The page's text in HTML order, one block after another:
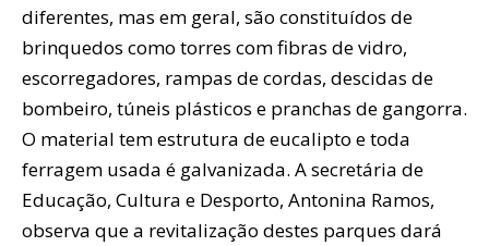
diferentes, mas em geral, são constituídos de
brinquedos como torres com fibras de vidro,
escorregadores, rampas de cordas, descidas de
bombeiro, túneis plásticos e pranchas de gangorra.
O material tem estrutura de eucalipto e toda
ferragem usada é galvanizada. A secretária de
Educação, Cultura e Desporto, Antonina Ramos,
observa que a revitalização destes parques dará